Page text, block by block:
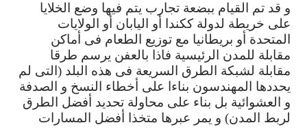
و قد تم القيام ببضعة تجارب يتم فيها وضع
الخلايا
على خريطة لدولة ككندا أو اليابان أو
الولايات
المتحدة أو بريطانيا مع توزيع الطعام فى أماكن
مقابلة للمدن الرئيسية فاذا بالعفن يرسم طرقا
مقابلة لشبكة الطرق السريعة فى هذه البلد ( التى لم
يحددها
المهندسون بناءا على أخطاء النسخ و
الصدفة
و
العشوائية بل بناء على محاولة تحديد أفضل
الطرق
لربط
المدن) و يمر عبرها متخذا أفضل المسارات